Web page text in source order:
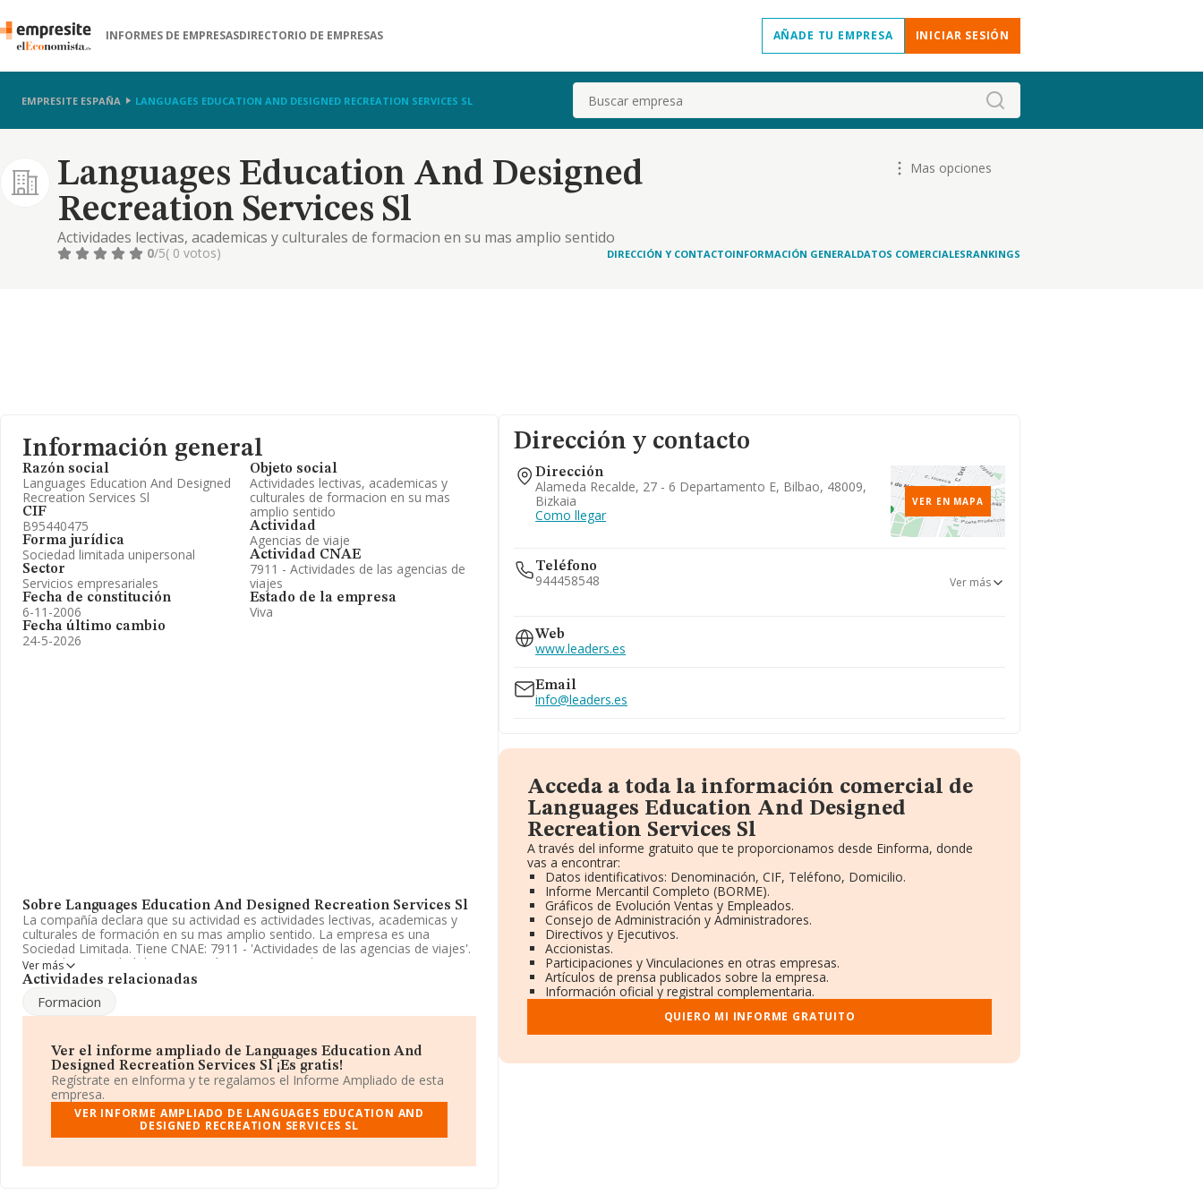
INFORMES DE EMPRESASDIRECTORIO DE EMPRESAS AÑADE TU EMPRESA INICIAR SESIÓN
EMPRESITE ESPAÑA LANGUAGES EDUCATION AND DESIGNED RECREATION SERVICES SL Buscar
Languages Education And Designed
Recreation Services Sl
Actividades lectivas, academicas y culturales de formacion en su mas amplio sentido
Mas opciones
0/5( 0 votos) DIRECCIÓN Y CONTACTOINFORMACIÓN GENERALDATOS COMERCIALESRANKINGS
Información general
Razón social
Languages Education And Designed
Recreation Services Sl
CIF
B95440475
Forma jurídica
Sociedad limitada unipersonal
Sector
Servicios empresariales
Fecha de constitución
6-11-2006
Fecha último cambio
24-5-2026
Objeto social
Actividades lectivas, academicas y
culturales de formacion en su mas
amplio sentido
Actividad
Agencias de viaje
Actividad CNAE
7911 - Actividades de las agencias de
viajes
Estado de la empresa
Viva
Sobre Languages Education And Designed Recreation Services Sl
La compañía declara que su actividad es actividades lectivas, academicas y
culturales de formación en su mas amplio sentido. La empresa es una
Sociedad Limitada. Tiene CNAE: 7911 - 'Actividades de las agencias de viajes'.
No realiza actividad de importación y/o exportación.
datos de INFORMA, el número de empleados ha estado por encima de la
media de sector.
Dentro del ranking de empresas elaborado por INFORMA, atendiendo a los
niveles de facturación de la sociedad, se destaca que: en 2024, la compañía
ha perdido 95 puestos en el ranking sectorial, pasando del 757 al 852. Se
encuentran mejor posicionadas las siguientes empresas del sector:
Travel S.LyNoruega Tours S.L; por detras de ella se encuentran
compañías como:Guaracancu Sociedad LimitadayViatges
Independents I Trekkings S.L. En el ranking nacional, ha bajado 10.870
siguientes compañías:Viveros Esteve Es Ficus S.LySoler Capella
Ver más
Actividades relacionadas
Formacion
Ver el informe ampliado de Languages Education And
Designed Recreation Services Sl ¡Es gratis!
Regístrate en eInforma y te regalamos el Informe Ampliado de esta
empresa.
VER INFORME AMPLIADO DE LANGUAGES EDUCATION AND
DESIGNED RECREATION SERVICES SL
Dirección y contacto
Dirección
Alameda Recalde, 27 - 6 Departamento E, Bilbao, 48009,
Bizkaia
Como llegar
VER EN MAPA
Teléfono
944458548 Ver más
Web
www.leaders.es
Email
info@leaders.es
Acceda a toda la información comercial de
Languages Education And Designed
Recreation Services Sl
A través del informe gratuito que te proporcionamos desde Einforma, donde
vas a encontrar:
Datos identificativos: Denominación, CIF, Teléfono, Domicilio.
Informe Mercantil Completo (BORME).
Gráficos de Evolución Ventas y Empleados.
Consejo de Administración y Administradores.
Directivos y Ejecutivos.
Accionistas.
Participaciones y Vinculaciones en otras empresas.
Artículos de prensa publicados sobre la empresa.
Información oficial y registral complementaria.
QUIERO MI INFORME GRATUITO